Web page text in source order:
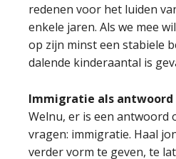
redenen voor het luiden
enkele jaren. Als we mee
op zijn minst een stabiele
dalende kinderaantal is
Immigratie als antwoord
Welnu, er is een antwoord
vragen: immigratie. Haal
verder vorm te geven, te